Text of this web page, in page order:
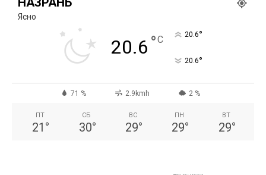
Ясно
20.6 °C 20.6°
20.6°
71 % 2.9kmh 2 %
ПТ
21 °
СБ
30°
ВС
29°
ПН
29°
ВТ
29°